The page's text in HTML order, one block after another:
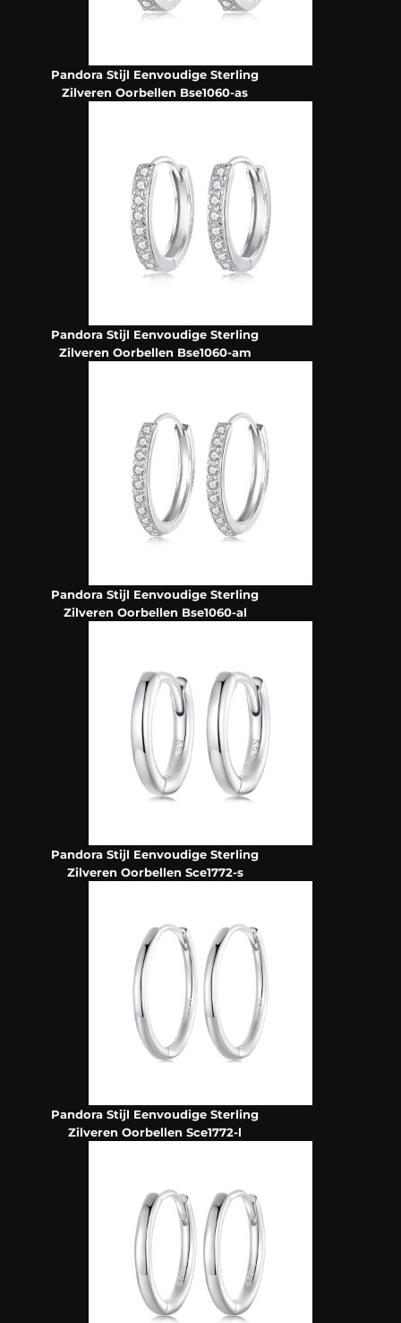
Pandora Stijl Eenvoudige Sterling
Zilveren Oorbellen Bse1060-as
Pandora Stijl Eenvoudige Sterling
Zilveren Oorbellen Bse1060-am
Pandora Stijl Eenvoudige Sterling
Zilveren Oorbellen Bse1060-al
Pandora Stijl Eenvoudige Sterling
Zilveren Oorbellen Sce1772-s
Pandora Stijl Eenvoudige Sterling
Zilveren Oorbellen Sce1772-l